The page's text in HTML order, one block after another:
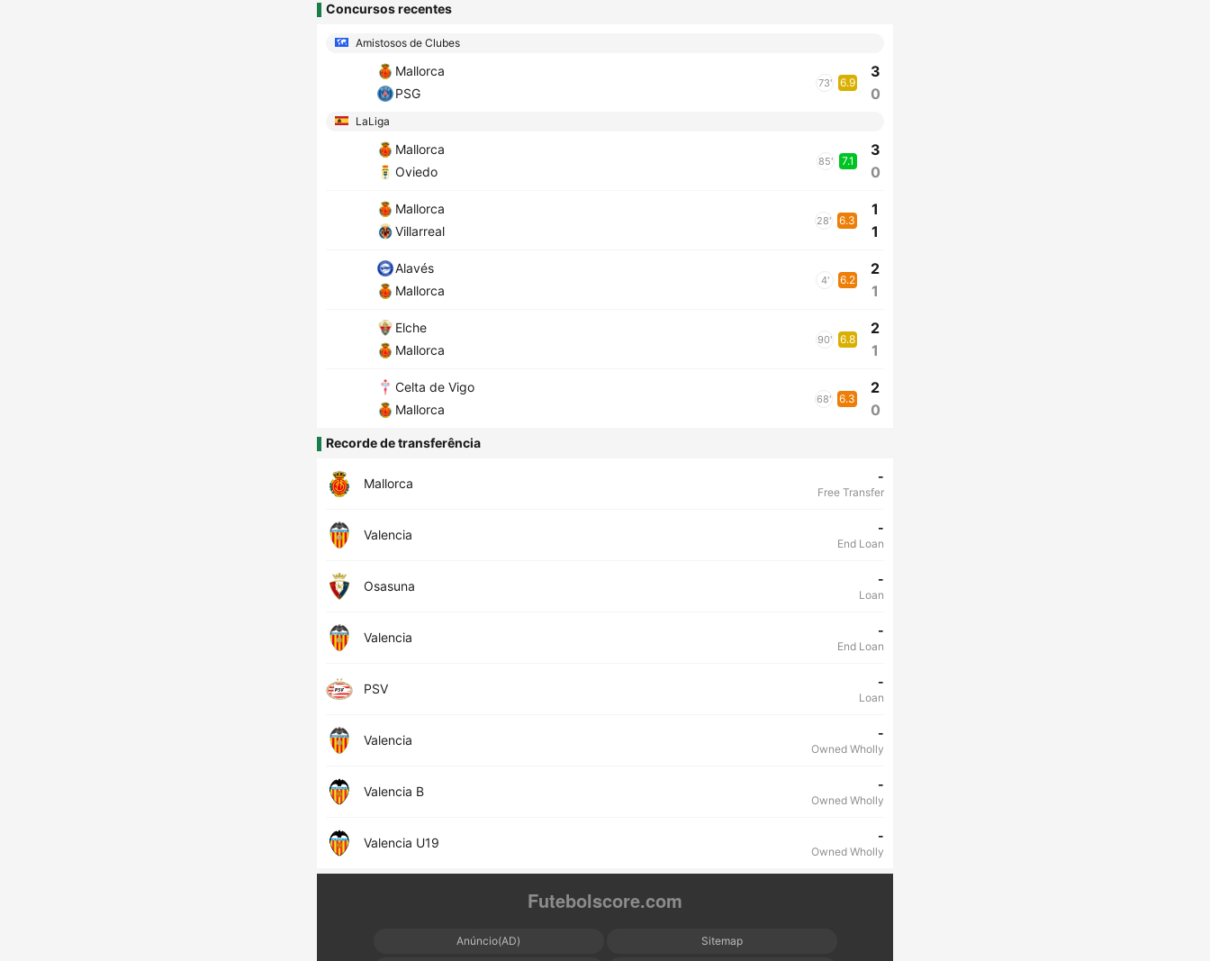
Concursos recentes
Amistosos de Clubes
Mallorca
PSG
73' 6.9
3
0
LaLiga
Mallorca
Oviedo
85' 7.1
3
0
Mallorca
Villarreal
28' 6.3
1
1
Alavés
Mallorca
4' 6.2
2
1
Elche
Mallorca
90' 6.8
2
1
Celta de Vigo
Mallorca
68' 6.3
2
0
Recorde de transferência
Mallorca -
Free Transfer
Valencia -
End Loan
Osasuna -
Loan
Valencia -
End Loan
PSV -
Loan
Valencia -
Owned Wholly
Valencia B -
Owned Wholly
Valencia U19 -
Owned Wholly
Futebolscore.com
Anúncio(AD) Sitemap